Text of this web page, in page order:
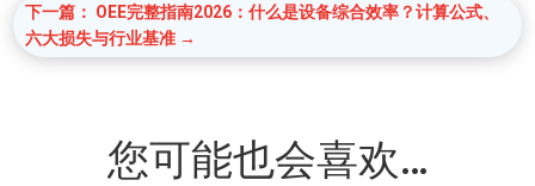
下一篇： OEE完整指南2026：什么是设备综合效率？计算公式、
六大损失与行业基准 →
您可能也会喜欢…